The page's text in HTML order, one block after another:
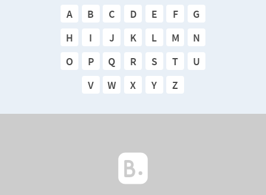
A B C D E F
G
H
I J K L M
N
O
P Q R S T
U
V
W X Y Z